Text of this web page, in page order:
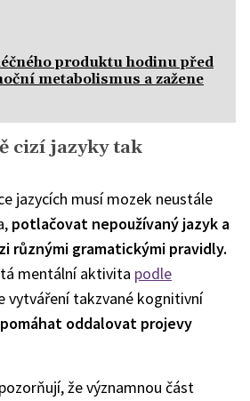
produktu hodinu před
metabolismus a zažene
cizí jazyky tak
jazycích musí mozek neustále
potlačovat nepoužívaný jazyk a
různými gramatickými pravidly.
mentální aktivita podle
vytváření takzvané kognitivní
oddalovat projevy
že významnou část